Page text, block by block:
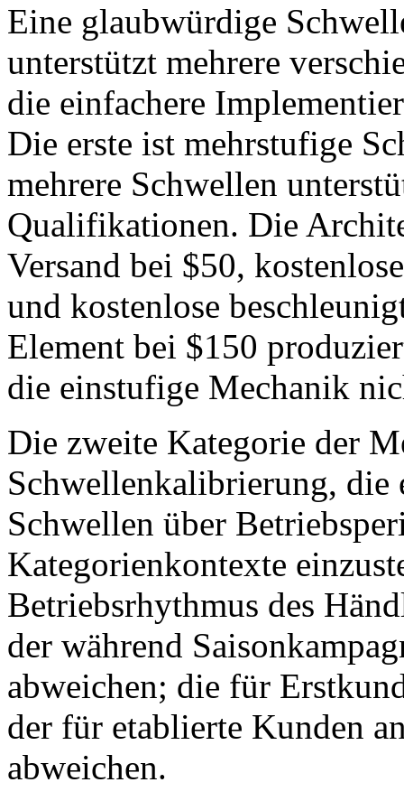
Eine glaubwürdige
unterstützt mehrere
die einfachere
Die erste ist mehrstufige
mehrere Schwellen
Qualifikationen. Die
Versand bei $50,
und kostenlose
Element bei $150
die einstufige Mechanik
Die zweite Kategorie der
Schwellenkalibrierung, die
Schwellen über
Kategorienkontexte
Betriebsrhythmus des
der während
abweichen; die für
der für etablierte Kunden
abweichen.